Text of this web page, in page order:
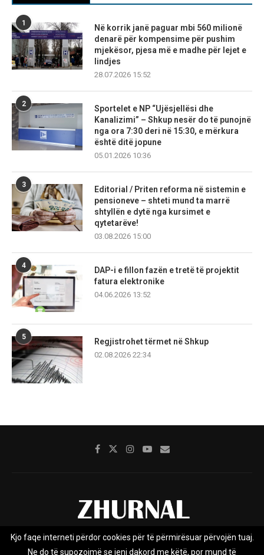
1
Në korrik janë paguar mbi 560 milionë
denarë për kompensime për pushim
mjekësor, pjesa më e madhe për lejet e
lindjes
28.07.2026 15:52
2
Sportelet e NP “Ujësjellësi dhe
Kanalizimi” – Shkup nesër do të punojnë
nga ora 7:30 deri në 15:30, e mërkura
është ditë jopune
05.01.2026 10:36
3
Editorial / Priten reforma në sistemin e
pensioneve – shteti mund ta marrë
shtyllën e dytë nga kursimet e
qytetarëve!
03.08.2026 15:00
4
DAP-i e fillon fazën e tretë të projektit
fatura elektronike
04.06.2026 13:52
5
Regjistrohet tërmet në Shkup
02.08.2026 22:34
Rreth nesh Impresumi Marketing
Kjo faqe interneti përdor cookies për të përmirësuar përvojën tuaj.
Ne do të supozojmë se jeni dakord me këtë, por mund të